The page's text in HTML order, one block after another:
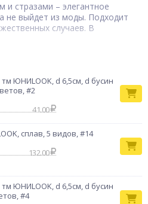
и стразами – элегантное
не выйдет из моды. Подходит
случаев. В
ЮНИLOOK, d 6,5см, d бусин
#2
41.00
сплав, 5 видов, #14
132.00
ЮНИLOOK, d 6,5см, d бусин
#4